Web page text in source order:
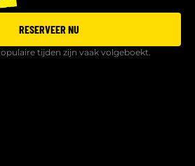
RESERVEER NU
tijden zijn vaak volgeboekt.